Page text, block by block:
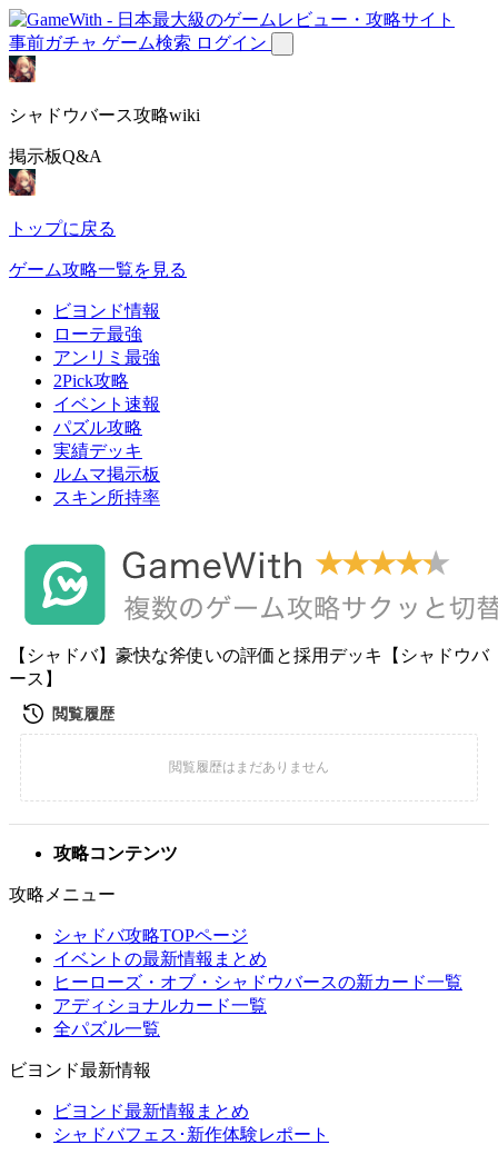
事前ガチャ ゲーム検索 ログイン
シャドウバース攻略wiki
掲示板Q&A
トップに戻る
ゲーム攻略一覧を見る
ビヨンド情報
ローテ最強
アンリミ最強
2Pick攻略
イベント速報
パズル攻略
実績デッキ
ルムマ掲示板
スキン所持率
【シャドバ】豪快な斧使いの評価と採用デッキ【シャドウバ
ース】
攻略コンテンツ
攻略メニュー
シャドバ攻略TOPページ
イベントの最新情報まとめ
ヒーローズ・オブ・シャドウバースの新カード一覧
アディショナルカード一覧
全パズル一覧
ビヨンド最新情報
ビヨンド最新情報まとめ
シャドバフェス･新作体験レポート